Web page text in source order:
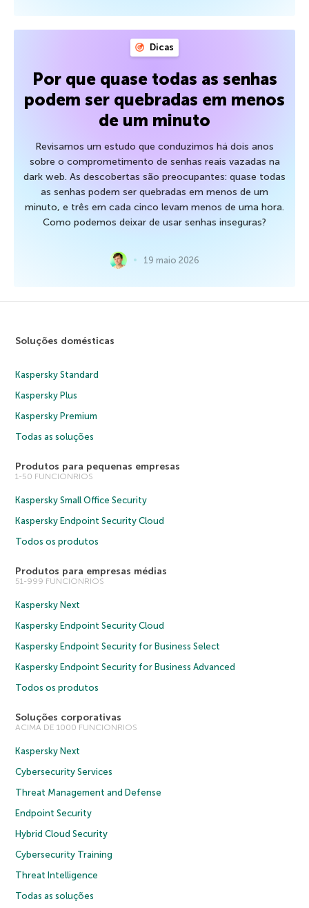
Dicas
Por que quase todas as senhas
podem ser quebradas em menos
de um minuto
Revisamos um estudo que conduzimos há dois anos
sobre o comprometimento de senhas reais vazadas na
dark web. As descobertas são preocupantes: quase todas
as senhas podem ser quebradas em menos de um
minuto, e três em cada cinco levam menos de uma hora.
Como podemos deixar de usar senhas inseguras?
19 maio 2026
Soluções domésticas
Kaspersky Standard
Kaspersky Plus
Kaspersky Premium
Todas as soluções
Produtos para pequenas empresas
1-50 FUNCIONRIOS
Kaspersky Small Office Security
Kaspersky Endpoint Security Cloud
Todos os produtos
Produtos para empresas médias
51-999 FUNCIONRIOS
Kaspersky Next
Kaspersky Endpoint Security Cloud
Kaspersky Endpoint Security for Business Select
Kaspersky Endpoint Security for Business Advanced
Todos os produtos
Soluções corporativas
ACIMA DE 1000 FUNCIONRIOS
Kaspersky Next
Cybersecurity Services
Threat Management and Defense
Endpoint Security
Hybrid Cloud Security
Cybersecurity Training
Threat Intelligence
Todas as soluções